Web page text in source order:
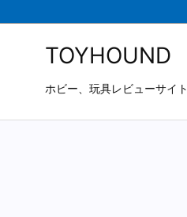
TOYHOUND
ホビー、玩具レビューサイト